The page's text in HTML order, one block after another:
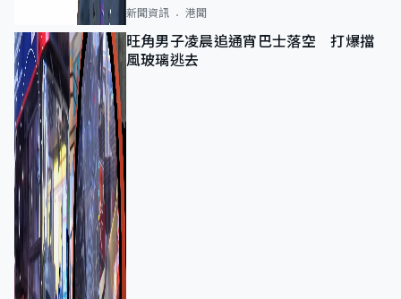
新聞資訊 港聞
旺角男子凌晨追通宵巴士落空 打爆擋
風玻璃逃去